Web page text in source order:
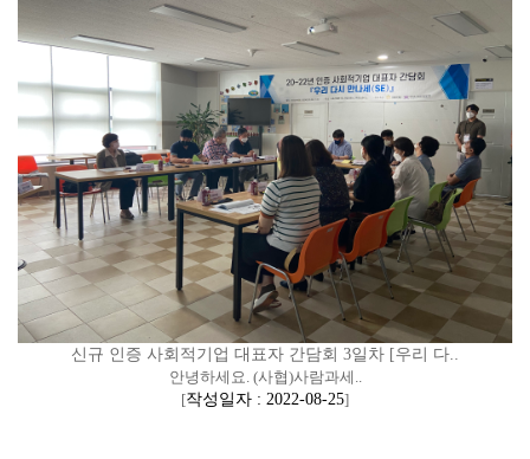
신규 인증 사회적기업 대표자 간담회 3일차 [우리 다..
안녕하세요. (사협)사람과세..
[작성일자 : 2022-08-25]